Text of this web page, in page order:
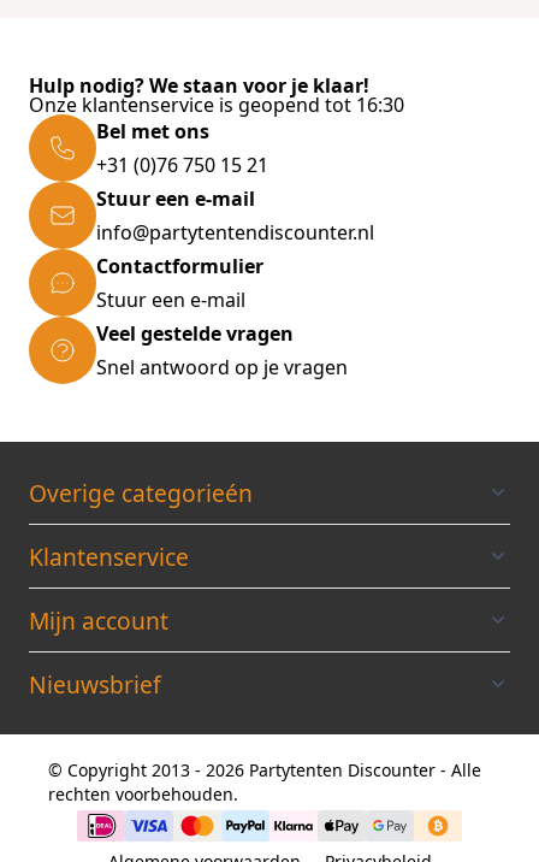
Hulp nodig? We staan voor je klaar!
Onze klantenservice is geopend tot 16:30
Bel met ons
+31 (0)76 750 15 21
Stuur een e-mail
info@partytentendiscounter.nl
Contactformulier
Stuur een e-mail
Veel gestelde vragen
Snel antwoord op je vragen
Overige categorieén
Klantenservice
Mijn account
Nieuwsbrief
© Copyright 2013 - 2026 Partytenten Discounter - Alle
rechten voorbehouden.